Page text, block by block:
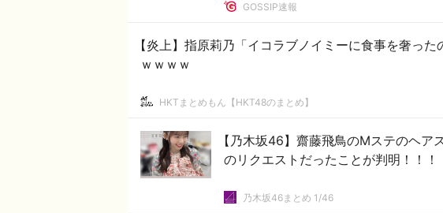
GOSSIP速報
【炎上】指原莉乃「イコラブノイミーに食事を奢っ
ｗｗｗｗ
HKTまとめもん【HKT48のまとめ】
【乃木坂46】齋藤飛鳥のMステのヘ
のリクエストだったことが判明！！！
乃木坂46まとめ 1/46